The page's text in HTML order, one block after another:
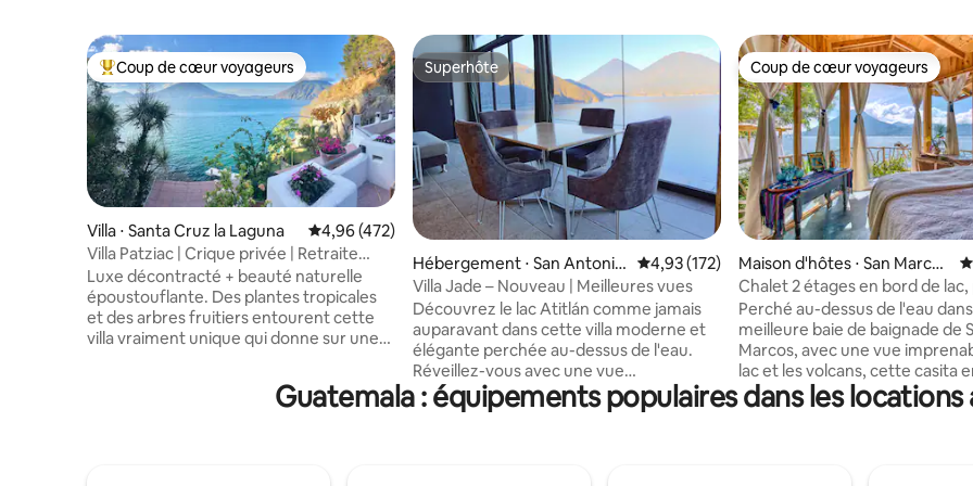
Coups de cœur voyageurs les plus appréciés
Coup de cœur voyageurs
Villa ⋅ Santa Cruz la Laguna Évaluation moyenne sur la base de 472 commentaires : 4,96 sur 5
4,96 (472)
Villa Patziac | Crique privée | Retraite
sereine
Luxe décontracté + beauté naturelle
époustouflante. Des plantes tropicales
et des arbres fruitiers entourent cette
villa vraiment unique qui donne sur une
des falaises de 21 mètres plongent dans
une eau limpide et qui offre une vue
Superhôte
Superhôte
Hébergement ⋅ San Antonio
Palopó
Évaluation moyenne sur la base de 172
4,93 (172)
Villa Jade – Nouveau | Meilleures vues
Découvrez le lac Atitlán comme jamais
auparavant dans cette villa moderne et
élégante perchée au-dessus de l'eau.
Réveillez-vous avec une vue
panoramique, détendez-vous dans votre
jacuzzi extérieur privé ou détendez-vous
Coup de cœur voyageurs
Coup de cœur voyageurs
Maison d'hôtes ⋅ San Marcos
La Laguna
Chalet 2 étages en bord de lac,
cuisine, sauna
Perché au-dessus de l'eau
meilleure baie de baignade de
Marcos, avec une vue
lac et les volcans, cette casita
dispose d'un balcon
plage privée, d'un salon/
Guatemala : équipements populaires dans les locations